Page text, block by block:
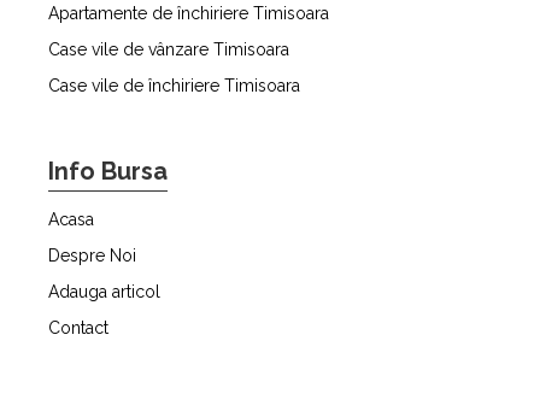
Apartamente de închiriere Timisoara
Case vile de vânzare Timisoara
Case vile de închiriere Timisoara
Info Bursa
Acasa
Despre Noi
Adauga articol
Contact